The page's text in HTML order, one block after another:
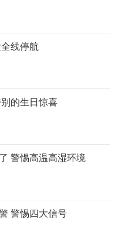
线停航
的生日惊喜
警惕高温高湿环境
警惕四大信号